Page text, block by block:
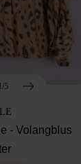
5
- Volangblus